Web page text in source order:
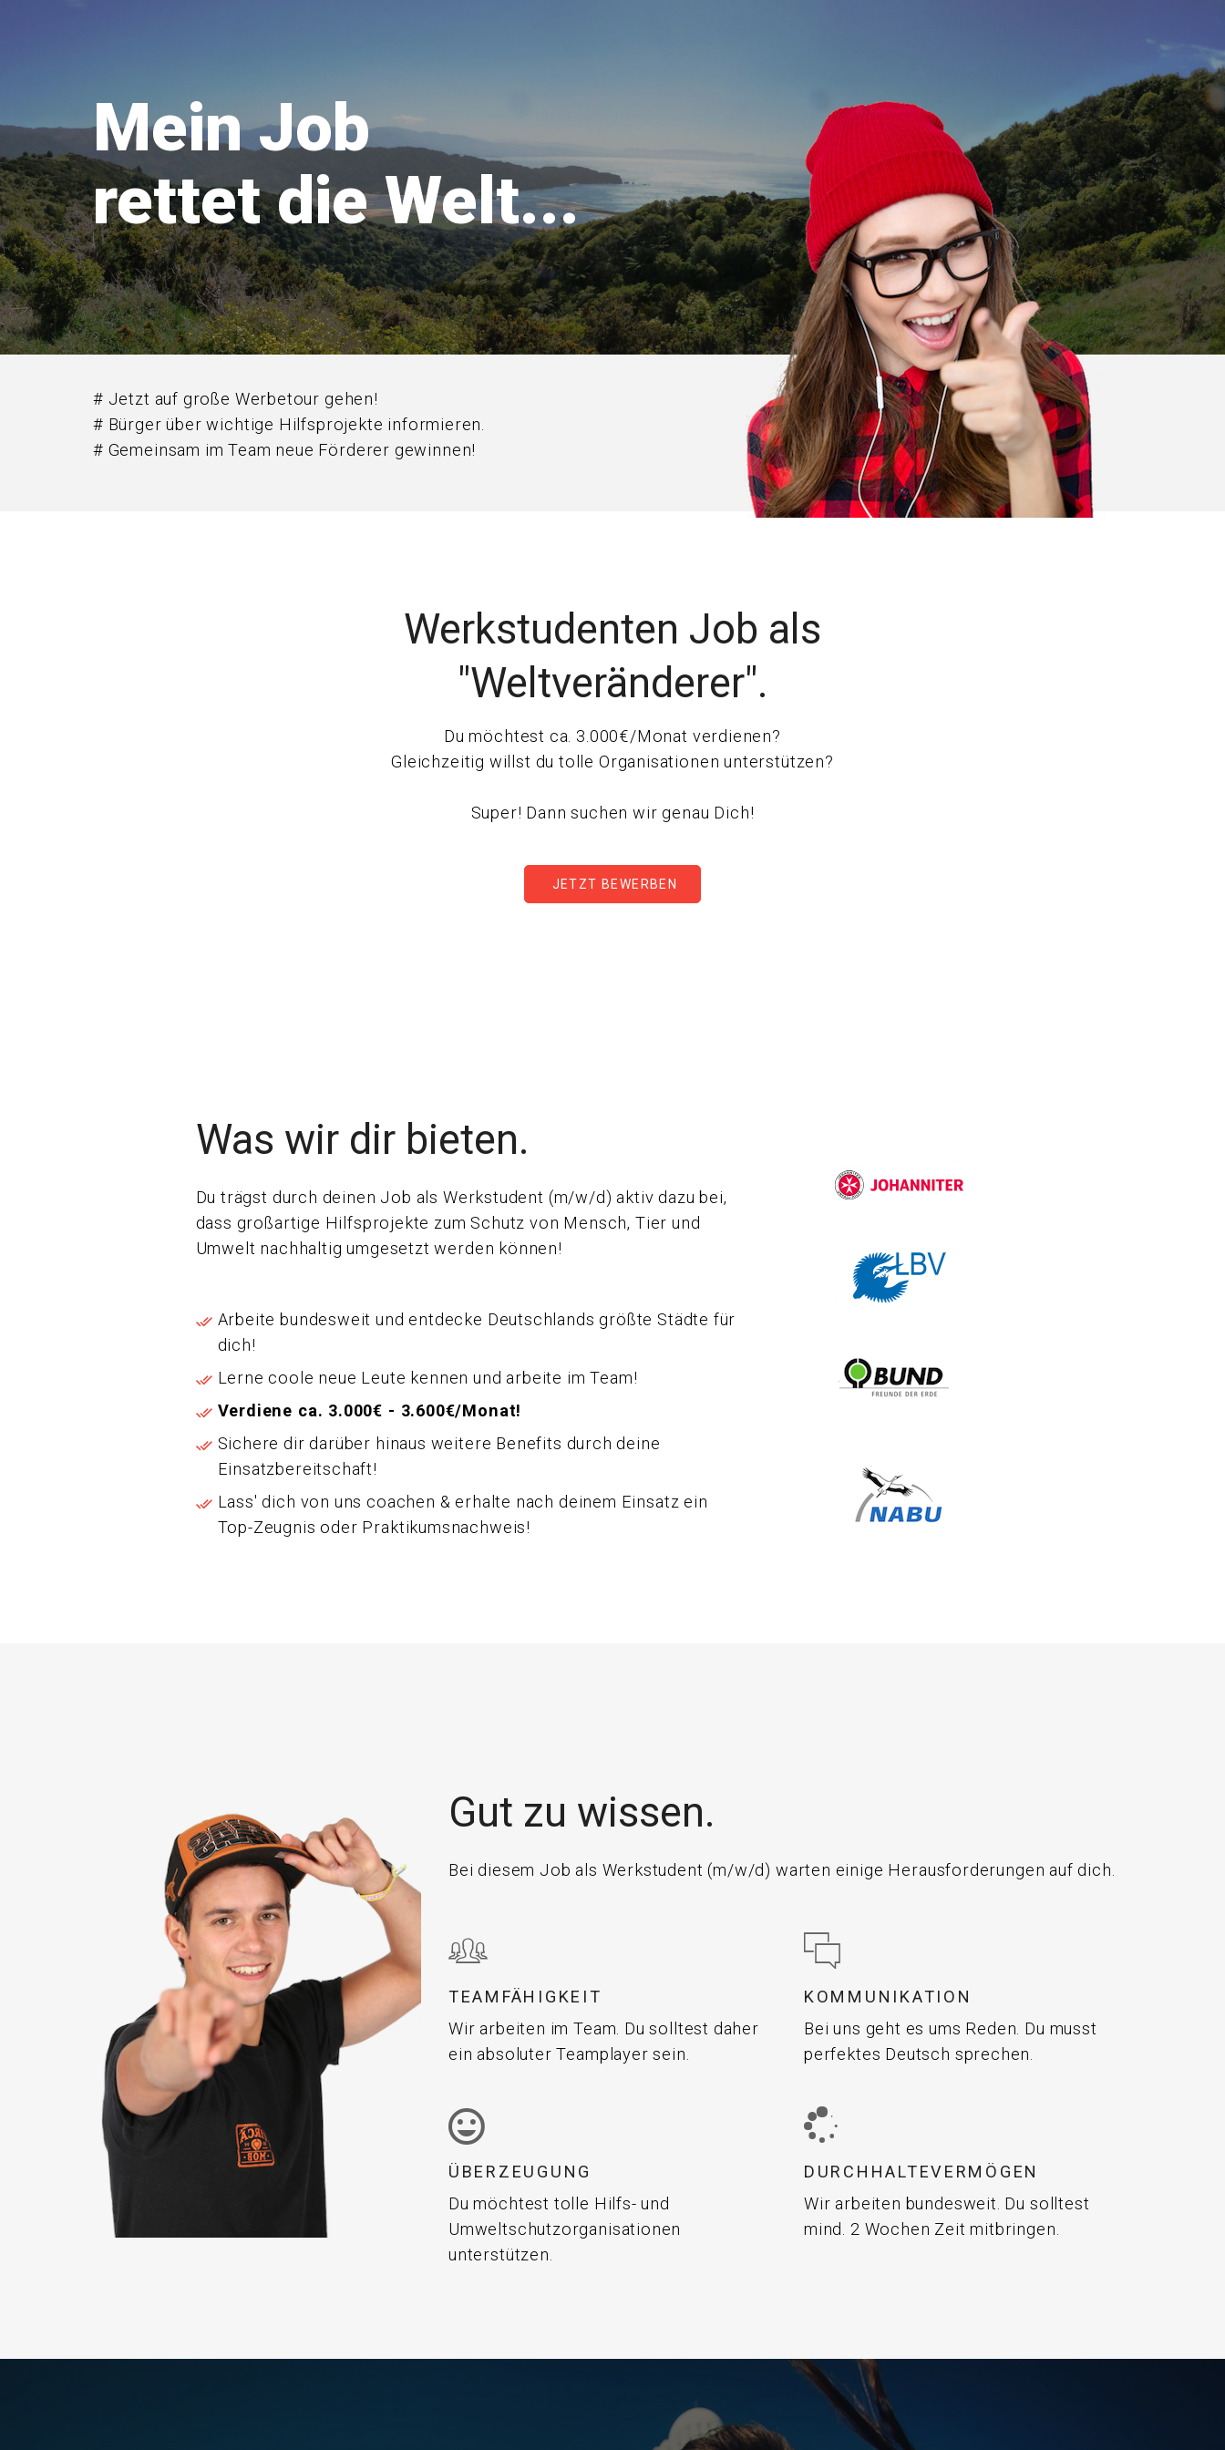
Mein Job
rettet die Welt...
# Jetzt auf große Werbetour gehen!
# Bürger über wichtige Hilfsprojekte informieren.
# Gemeinsam im Team neue Förderer gewinnen!
Werkstudenten Job als
"Weltveränderer".
Du möchtest ca. 3.000€/Monat verdienen?
Gleichzeitig willst du tolle Organisationen unterstützen?
Super! Dann suchen wir genau Dich!
JETZT BEWERBEN
Was wir dir bieten.
Du trägst durch deinen Job als Werkstudent (m/w/d) aktiv dazu bei,
dass großartige Hilfsprojekte zum Schutz von Mensch, Tier und
Umwelt nachhaltig umgesetzt werden können!
Arbeite bundesweit und entdecke Deutschlands größte Städte für
dich!
Lerne coole neue Leute kennen und arbeite im Team!
Verdiene ca. 3.000€ - 3.600€/Monat!
Sichere dir darüber hinaus weitere Benefits durch deine
Einsatzbereitschaft!
Lass' dich von uns coachen & erhalte nach deinem Einsatz ein
Top-Zeugnis oder Praktikumsnachweis!
Gut zu wissen.
Bei diesem Job als Werkstudent (m/w/d) warten einige Herausforderungen auf dich.
TEAMFÄHIGKEIT
Wir arbeiten im Team. Du solltest daher
ein absoluter Teamplayer sein.
KOMMUNIKATION
Bei uns geht es ums Reden. Du musst
perfektes Deutsch sprechen.
ÜBERZEUGUNG
Du möchtest tolle Hilfs- und
Umweltschutzorganisationen
unterstützen.
DURCHHALTEVERMÖGEN
Wir arbeiten bundesweit. Du solltest
mind. 2 Wochen Zeit mitbringen.